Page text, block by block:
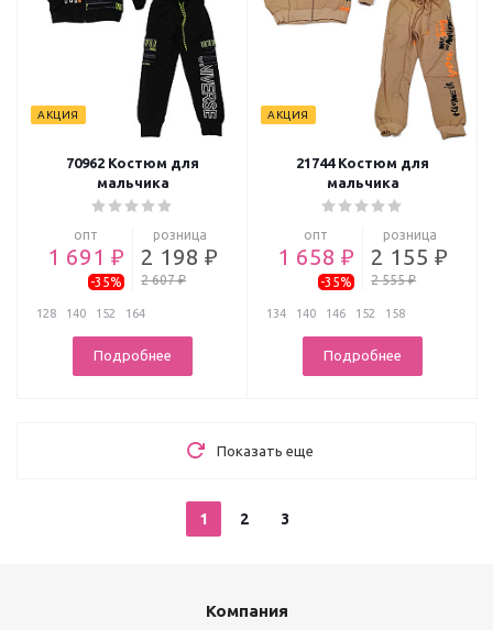
АКЦИЯ
70962 Костюм для
мальчика
опт
1 691 ₽
-35%
розница
2 198 ₽
2 607 ₽
128 140 152 164
Подробнее
АКЦИЯ
21744 Костюм для
мальчика
опт
1 658 ₽
-35%
розница
2 155 ₽
2 555 ₽
134 140 146 152 158
Подробнее
Показать еще
1 2 3
Компания